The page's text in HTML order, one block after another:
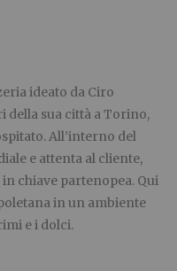
ideato da Ciro
della sua città a Torino,
All’interno del
e attenta al cliente,
chiave partenopea. Qui
in un ambiente
e i dolci.